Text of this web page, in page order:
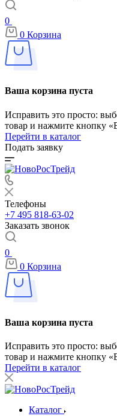
0
0 Корзина
Ваша корзина пуста
Исправить это просто:
товар и нажмите кнопку
Перейти в каталог
Подать заявку
Телефоны
+7 495 818-63-02
Заказать звонок
0
0 Корзина
Ваша корзина пуста
Исправить это просто:
товар и нажмите кнопку
Перейти в каталог
Каталог